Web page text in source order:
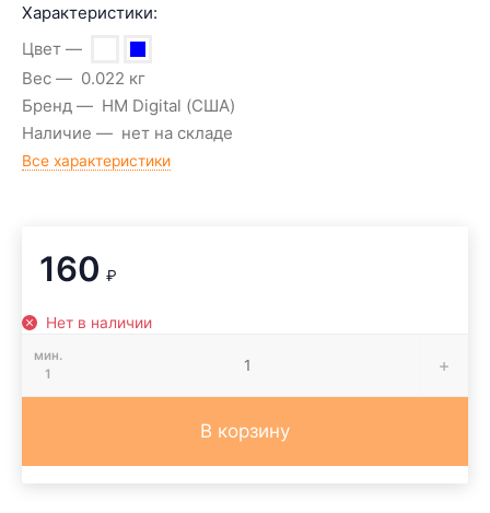
Характеристики:
Цвет
Вес
0.022 кг
Бренд
HM Digital (США)
Наличие
нет на складе
Все характеристики
160 ₽
Нет в наличии
мин.
1
В корзину